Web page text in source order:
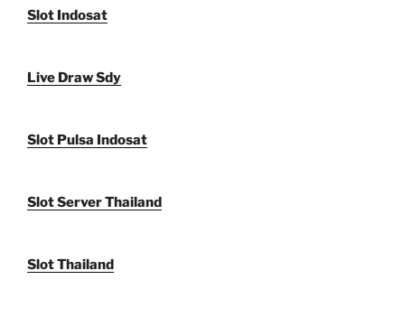
Slot Indosat
Live Draw Sdy
Slot Pulsa Indosat
Slot Server Thailand
Slot Thailand